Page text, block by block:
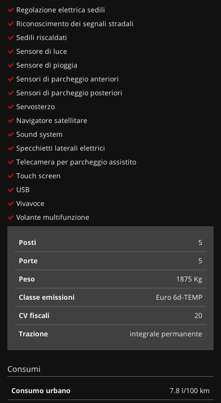
Regolazione elettrica sedili
Riconoscimento dei segnali stradali
Sedili riscaldati
Sensore di luce
Sensore di pioggia
Sensori di parcheggio anteriori
Sensori di parcheggio posteriori
Servosterzo
Navigatore satellitare
Sound system
Specchietti laterali elettrici
Telecamera per parcheggio assistito
Touch screen
USB
Vivavoce
Volante multifunzione
Posti
5
Porte
5
Peso
1875 Kg
Classe emissioni
Euro 6d-TEMP
CV fiscali
20
Trazione
integrale permanente
Consumi
Consumo urbano
7.8 l/100 km